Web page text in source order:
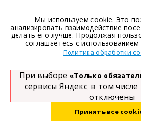
Мы используем cookie. Это
анализировать взаимодействие
делать его лучше. Продолжая
соглашаетесь с
Политика обработки
При выборе «Только
сервисы Яндекс, в том числе
отключены
Принять все